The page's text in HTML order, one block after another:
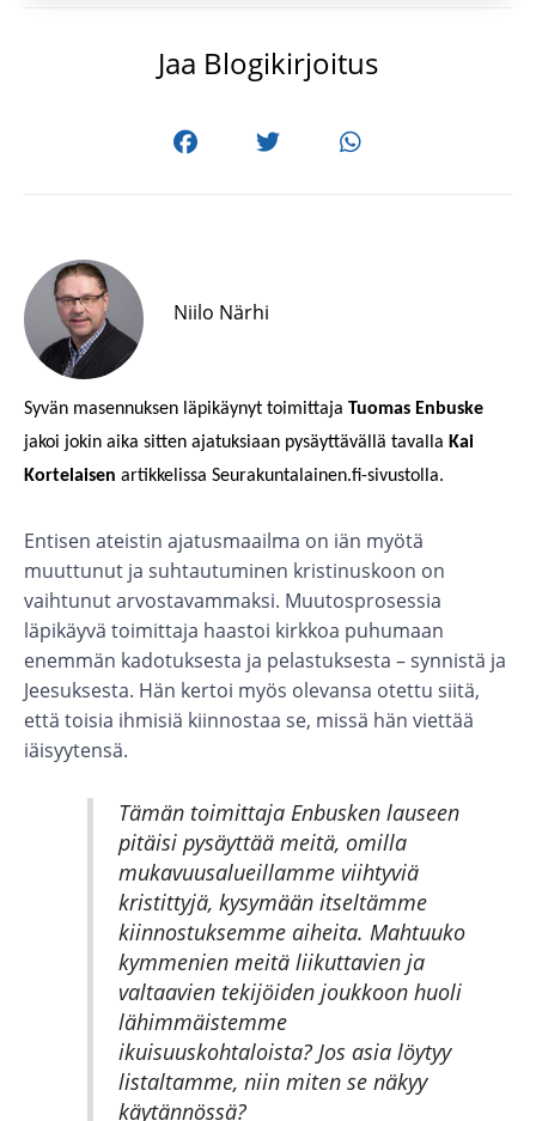
Jaa Blogikirjoitus
Niilo Närhi
Syvän masennuksen läpikäynyt toimittaja Tuomas Enbuske
jakoi jokin aika sitten ajatuksiaan pysäyttävällä tavalla Kai
Kortelaisen artikkelissa Seurakuntalainen.fi-sivustolla.
Entisen ateistin ajatusmaailma on iän myötä
muuttunut ja suhtautuminen kristinuskoon on
vaihtunut arvostavammaksi. Muutosprosessia
läpikäyvä toimittaja haastoi kirkkoa puhumaan
enemmän kadotuksesta ja pelastuksesta – synnistä ja
Jeesuksesta. Hän kertoi myös olevansa otettu siitä,
että toisia ihmisiä kiinnostaa se, missä hän viettää
iäisyytensä.
Tämän toimittaja Enbusken lauseen
pitäisi pysäyttää meitä, omilla
mukavuusalueillamme viihtyviä
kristittyjä, kysymään itseltämme
kiinnostuksemme aiheita. Mahtuuko
kymmenien meitä liikuttavien ja
valtaavien tekijöiden joukkoon huoli
lähimmäistemme
ikuisuuskohtaloista? Jos asia löytyy
listaltamme, niin miten se näkyy
käytännössä?